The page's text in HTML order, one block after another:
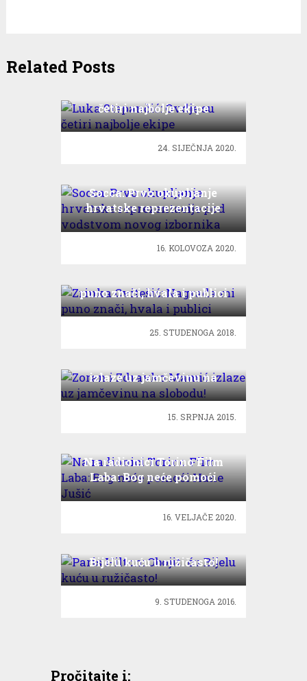
Related Posts
četiri najbolje ekipe
24. SIJEČNJA 2020.
Socca: Prvo okupljanje
hrvatske reprezentacije
pod vodstvom novog
16. KOLOVOZA 2020.
puno znači, hvala i publici
25. STUDENOGA 2018.
izlaze uz jamčevinu na
slobodu!
15. SRPNJA 2015.
Na radionici Torino Film
Laba: Bog neće pomoći
Hane Jušić
16. VELJAČE 2020.
Bijelu kuću u ružičasto!
9. STUDENOGA 2016.
Pročitajte i: